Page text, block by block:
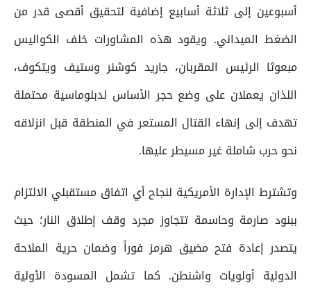
أسبوعين إلى ثلاثة أسابيع إضافية لتحقيق أقصى قدر من
الضغط الميداني. ويقود هذه المشاورات خلف الكواليس
مبعوثا الرئيس المقربان، جاريد كوشنر وستيف ويتكوف،
اللذان يعملان على وضع حجر الأساس لدبلوماسية محتملة
تهدف إلى إنهاء القتال المستعر في المنطقة قبل انزلاقه
نحو حرب شاملة غير مسيطر عليها.
وتشترط الإدارة الأمريكية لنجاح أي اتفاق مستقبلي الالتزام
ببنود صارمة وحاسمة تتجاوز مجرد وقف إطلاق النار؛ حيث
يتصدر إعادة فتح مضيق هرمز فوراً وضمان حرية الملاحة
الدولية أولويات واشنطن. كما تشمل المسودة الأولية